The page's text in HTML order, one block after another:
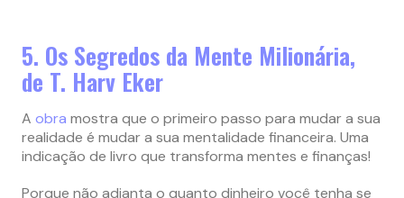
5. Os Segredos da Mente Milionária,
de T. Harv Eker
A obra mostra que o primeiro passo para mudar a sua
realidade é mudar a sua mentalidade financeira. Uma
indicação de livro que transforma mentes e finanças!
Porque não adianta o quanto dinheiro você tenha se